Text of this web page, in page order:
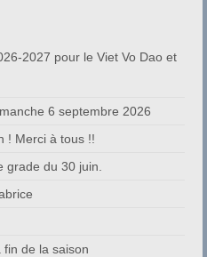
2027 pour le Viet Vo Dao et
6 septembre 2026
! Merci à tous !!
grade du 30 juin.
de la saison